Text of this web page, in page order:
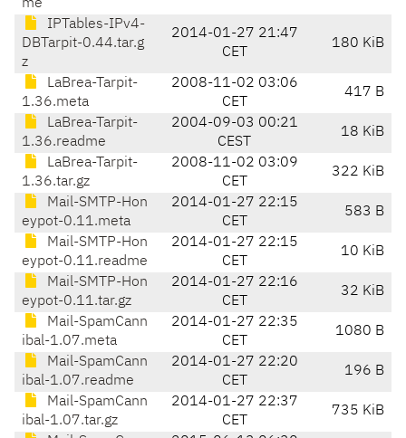
me
IPTables-IPv4-
DBTarpit-0.44.tar.g
z
2014-01-27 21:47
CET
180 KiB
LaBrea-Tarpit-
1.36.meta
2008-11-02 03:06
CET
417 B
LaBrea-Tarpit-
1.36.readme
2004-09-03 00:21
CEST
18 KiB
LaBrea-Tarpit-
1.36.tar.gz
2008-11-02 03:09
CET
322 KiB
Mail-SMTP-Hon
eypot-0.11.meta
2014-01-27 22:15
CET
583 B
Mail-SMTP-Hon
eypot-0.11.readme
2014-01-27 22:15
CET
10 KiB
Mail-SMTP-Hon
eypot-0.11.tar.gz
2014-01-27 22:16
CET
32 KiB
Mail-SpamCann
ibal-1.07.meta
2014-01-27 22:35
CET
1080 B
Mail-SpamCann
ibal-1.07.readme
2014-01-27 22:20
CET
196 B
Mail-SpamCann
ibal-1.07.tar.gz
2014-01-27 22:37
CET
735 KiB